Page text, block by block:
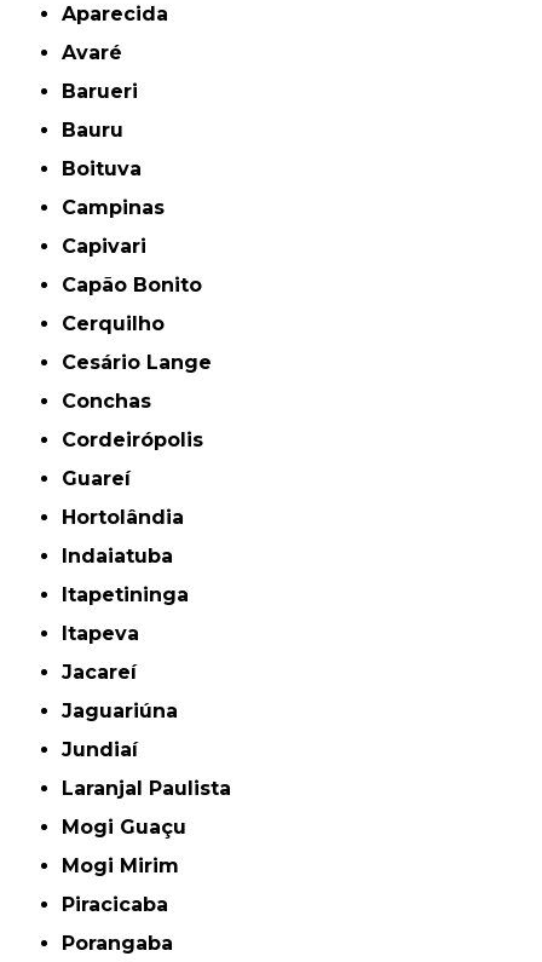
Aparecida
Avaré
Barueri
Bauru
Boituva
Campinas
Capivari
Capão Bonito
Cerquilho
Cesário Lange
Conchas
Cordeirópolis
Guareí
Hortolândia
Indaiatuba
Itapetininga
Itapeva
Jacareí
Jaguariúna
Jundiaí
Laranjal Paulista
Mogi Guaçu
Mogi Mirim
Piracicaba
Porangaba